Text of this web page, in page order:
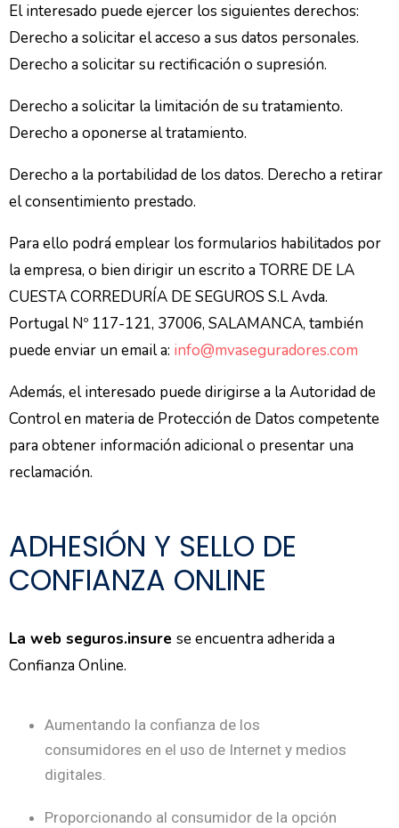
El interesado puede ejercer los siguientes derechos:
Derecho a solicitar el acceso a sus datos personales.
Derecho a solicitar su rectificación o supresión.
Derecho a solicitar la limitación de su tratamiento.
Derecho a oponerse al tratamiento.
Derecho a la portabilidad de los datos. Derecho a retirar
el consentimiento prestado.
Para ello podrá emplear los formularios habilitados por
la empresa, o bien dirigir un escrito a TORRE DE LA
CUESTA CORREDURÍA DE SEGUROS S.L Avda.
Portugal Nº 117-121, 37006, SALAMANCA, también
puede enviar un email a: info@mvaseguradores.com
Además, el interesado puede dirigirse a la Autoridad de
Control en materia de Protección de Datos competente
para obtener información adicional o presentar una
reclamación.
ADHESIÓN Y SELLO DE
CONFIANZA ONLINE
La web seguros.insure se encuentra adherida a
Confianza Online.
Aumentando la confianza de los
consumidores en el uso de Internet y medios
digitales.
Proporcionando al consumidor de la opción